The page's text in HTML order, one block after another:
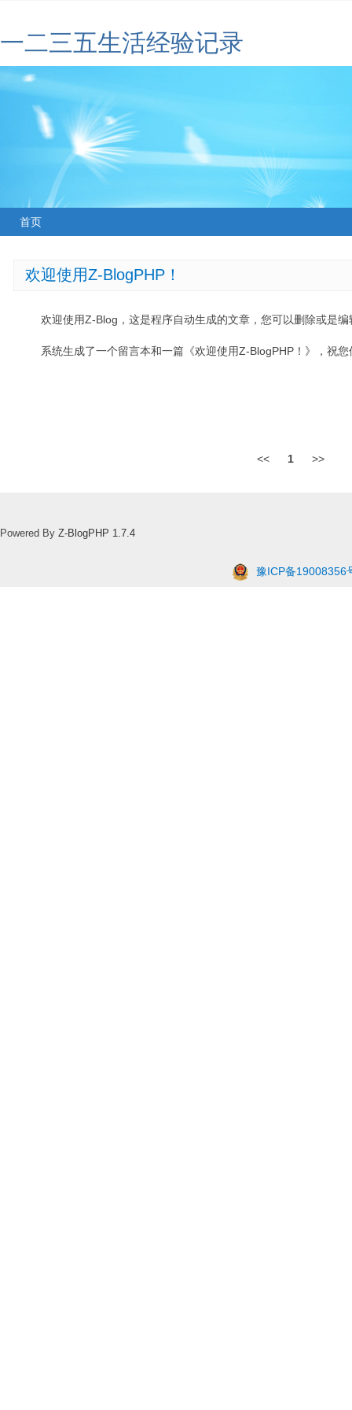
一二三五生活经验记录
首页
欢迎使用Z-BlogPHP！
欢迎使用Z-Blog，这是程序自动生成的文章，您可以删除或是编
系统生成了一个留言本和一篇《欢迎使用Z-BlogPHP！》，祝
<< 1 >>
Powered By Z-BlogPHP 1.7.4
豫ICP备19008356